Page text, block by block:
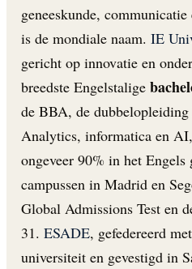
geneeskunde,
is de mondiale naam. IE
gericht op innovatie en
breedste Engelstalige
de BBA, de dubbelopleiding
Analytics, informatica en
ongeveer 90% in het Engels
campussen in Madrid en
Global Admissions Test en
31. ESADE, gefedereerd
universiteit en gevestigd in